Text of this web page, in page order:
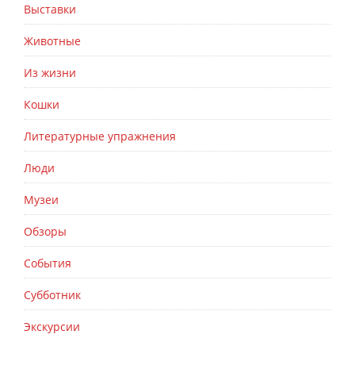
Выставки
Животные
Из жизни
Кошки
Литературные упражнения
Люди
Музеи
Обзоры
События
Субботник
Экскурсии